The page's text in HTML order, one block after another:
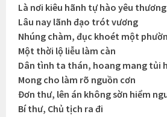
Là nơi kiêu hãnh tự hào yêu thương
Lâu nay lãnh đạo trót vương
Nhúng chàm, đục khoét một
Một thời lộ liễu làm càn
Dân tình ta thán, hoang mang tủi
Mong cho làm rõ nguồn cơn
Đơn thư, lên án không sờn hiểm
Bí thư, Chủ tịch ra đi